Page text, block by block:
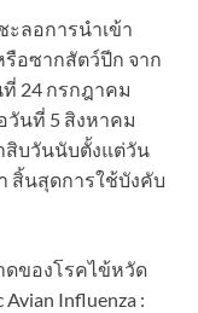
ะลอการนำเข้า
อซากสัตว์ปีก จาก
24 กรกฎาคม
วันที่ 5 สิงหาคม
สิบวันนับตั้งแต่วัน
สิ้นสุดการใช้บังคับ
ดของโรคไข้หวัด
Influenza :